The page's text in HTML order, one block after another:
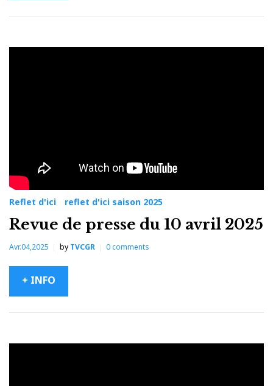
Reflet d'ici reflet d'ici saison 2025
Revue de presse du 10 avril 2025
Avr.04,2025 by TVCGR 0comments
+ INFO